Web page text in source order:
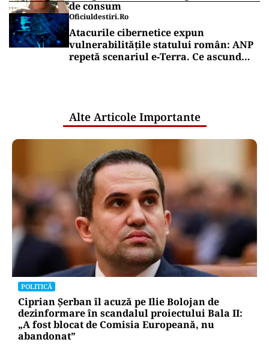
de consum
Oficiuldestiri.ro
Atacurile cibernetice expun
vulnerabilitățile statului român: ANP
repetă scenariul e‑Terra. Ce ascund
Alte Articole Importante
POLITICĂ
Ciprian Șerban îl acuză pe Ilie Bolojan de
dezinformare în scandalul proiectului Bala II:
„A fost blocat de Comisia Europeană, nu
abandonat”